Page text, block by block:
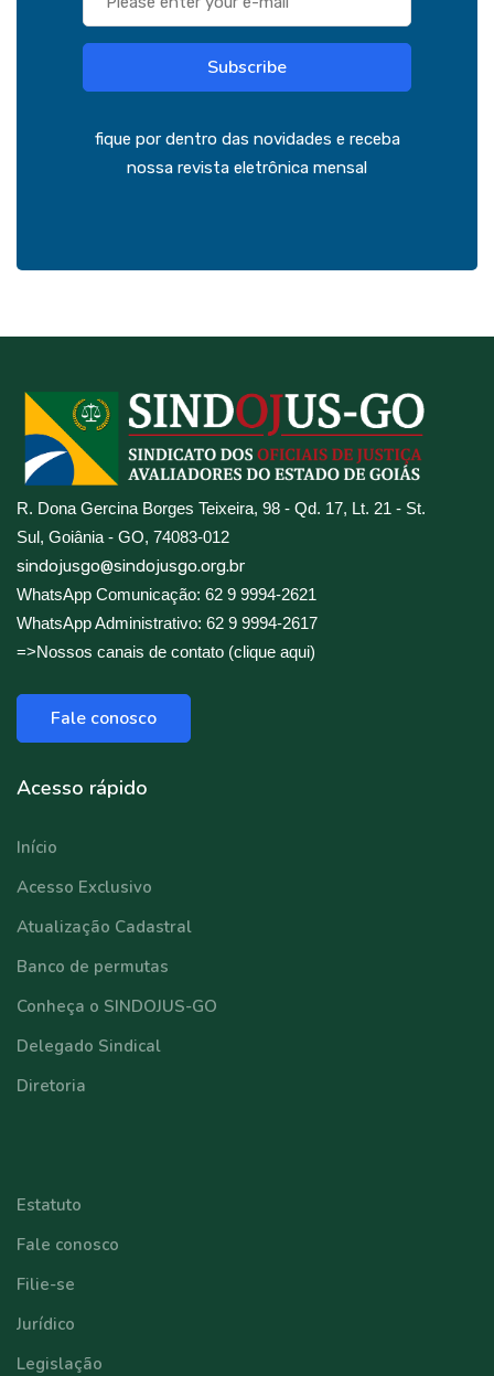
Subscribe
fique por dentro das novidades e receba
nossa revista eletrônica mensal
R. Dona Gercina Borges Teixeira, 98 - Qd. 17, Lt. 21 - St.
Sul, Goiânia - GO, 74083-012
sindojusgo@sindojusgo.org.br
WhatsApp Comunicação: 62 9 9994-2621
WhatsApp Administrativo: 62 9 9994-2617
=>Nossos canais de contato (clique aqui)
Fale conosco
Acesso rápido
Início
Acesso Exclusivo
Atualização Cadastral
Banco de permutas
Conheça o SINDOJUS-GO
Delegado Sindical
Diretoria
Estatuto
Fale conosco
Filie-se
Jurídico
Legislação